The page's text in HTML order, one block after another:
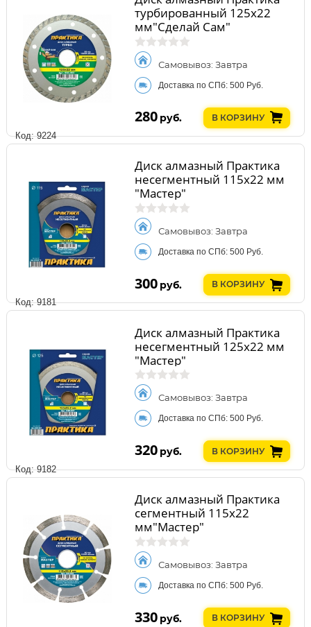
Код: 9224
турбированный 125х22
мм"Сделай Сам"
Самовывоз: Завтра
Доставка по СПб: 500 Руб.
280 руб. В КОРЗИНУ
Код: 9181
Диск алмазный Практика
несегментный 115х22 мм
"Мастер"
Самовывоз: Завтра
Доставка по СПб: 500 Руб.
300 руб. В КОРЗИНУ
Код: 9182
Диск алмазный Практика
несегментный 125х22 мм
"Мастер"
Самовывоз: Завтра
Доставка по СПб: 500 Руб.
320 руб. В КОРЗИНУ
Диск алмазный Практика
сегментный 115х22
мм"Мастер"
Самовывоз: Завтра
Доставка по СПб: 500 Руб.
330 руб. В КОРЗИНУ